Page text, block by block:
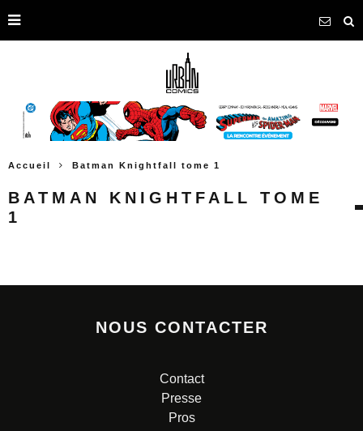
Accueil Batman Knightfall tome 1
BATMAN KNIGHTFALL TOME
1
NOUS CONTACTER
Contact
Presse
Pros